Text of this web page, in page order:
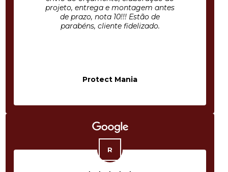
projeto, entrega e montagem antes
de prazo, nota 10!!! Estão de
parabéns, cliente fidelizado.
Protect Mania